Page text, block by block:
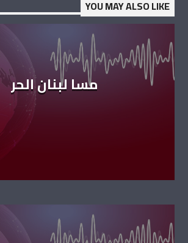
YOU MAY ALSO LIKE
مسا لبنان الحر